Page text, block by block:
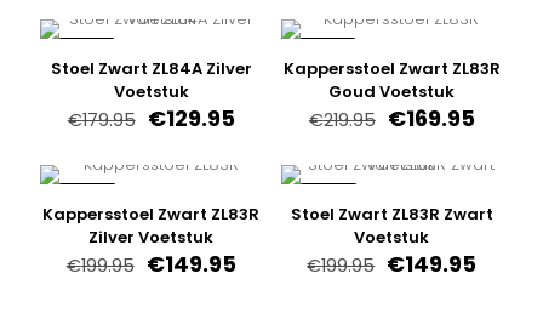
was: is:
€129.95.
was: is:
Stoel Zwart ZL84A Zilver
Voetstuk
€179.95 Oorspronkelijke
was:
€129.95Huidige
is:
€129.95.
Kappersstoel Zwart ZL83R
Goud Voetstuk
€219.95
was:
€169.95
is:
Kappersstoel Zwart ZL83R
Zilver Voetstuk
€199.95 Oorspronkelijke
€149.95Huidige
Stoel Zwart ZL83R Zwart
Voetstuk
€199.95 €149.95